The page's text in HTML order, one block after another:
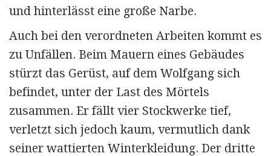
und hinterlässt eine große Narbe.
Auch bei den verordneten Arbeiten kommt es
zu Unfällen. Beim Mauern eines Gebäudes
stürzt das Gerüst, auf dem Wolfgang sich
befindet, unter der Last des Mörtels
zusammen. Er fällt vier Stockwerke tief,
verletzt sich jedoch kaum, vermutlich dank
seiner wattierten Winterkleidung. Der dritte